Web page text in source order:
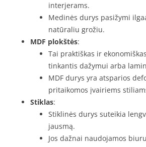
interjerams.
Medinės durys pasižymi
natūraliu grožiu.
MDF plokštės:
Tai praktiškas ir
tinkantis dažymui arba
MDF durys yra atsparios
pritaikomos įvairiems
Stiklas:
Stiklinės durys suteikia
jausmą.
Jos dažnai naudojamos